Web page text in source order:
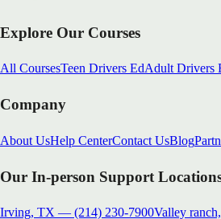
Explore Our Courses
All CoursesTeen Drivers EdAdult Drivers
Company
About UsHelp CenterContact UsBlog
Our In-person Support
Irving, TX — (214) 230-7900Valley